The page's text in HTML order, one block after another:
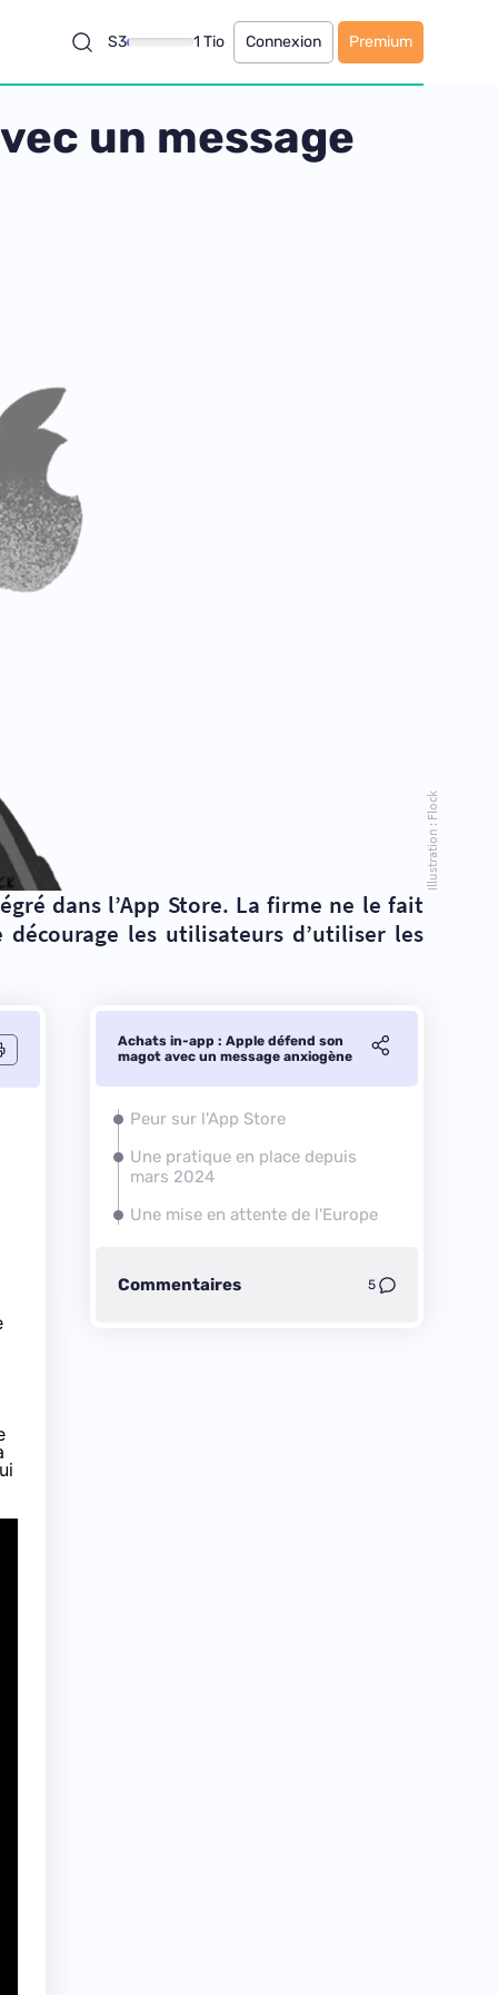
S3 1 Tio Connexion Premium
un message
Illustration : Flock
dans l’App Store. La firme ne le fait
les utilisateurs d’utiliser les
Achats in-app : Apple défend son
magot avec un message anxiogène
Peur sur l'App Store
Une pratique en place depuis
mars 2024
Une mise en attente de l'Europe
Commentaires 5